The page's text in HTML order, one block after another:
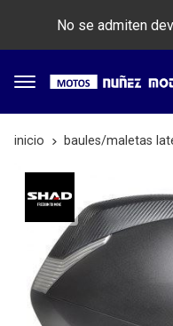
No se admiten
inicio baules/maletas